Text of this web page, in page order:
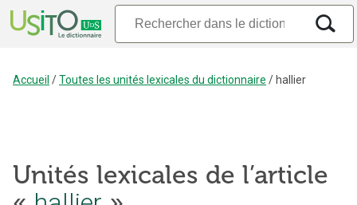
Accueil /Toutes les unités lexicales du dictionnaire / hallier
Unités lexicales de l’article